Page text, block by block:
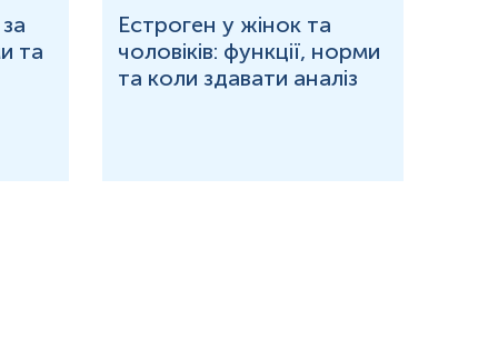
та
Естроген у жінок та
чоловіків: функції, норми
та коли здавати аналіз